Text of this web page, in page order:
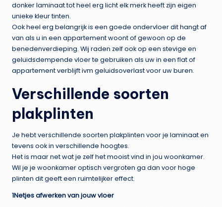
donker laminaat tot heel erg licht elk merk heeft zijn eigen
unieke kleur tinten.
Ook heel erg belangrijk is een goede ondervloer dit hangt af
van als u in een appartement woont of gewoon op de
benedenverdieping. Wij raden zelf ook op een stevige en
geluidsdempende vloer te gebruiken als uw in een flat of
appartement verblijft ivm geluidsoverlast voor uw buren.
Verschillende soorten
plakplinten
Je hebt verschillende soorten plakplinten voor je laminaat en
tevens ook in verschillende hoogtes.
Het is maar net wat je zelf het mooist vind in jou woonkamer.
Wil je je woonkamer optisch vergroten ga dan voor hoge
plinten dit geeft een ruimtelijker effect.
1Netjes afwerken van jouw vloer